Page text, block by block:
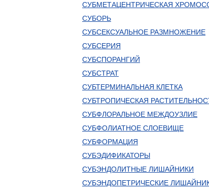
СУБМЕТАЦЕНТРИЧЕСКАЯ
СУБОРЬ
СУБСЕКСУАЛЬНОЕ РАЗМНОЖЕНИЕ
СУБСЕРИЯ
СУБСПОРАНГИЙ
СУБСТРАТ
СУБТЕРМИНАЛЬНАЯ КЛЕТКА
СУБТРОПИЧЕСКАЯ
СУБФЛОРАЛЬНОЕ МЕЖДОУЗЛИЕ
СУБФОЛИАТНОЕ СЛОЕВИЩЕ
СУБФОРМАЦИЯ
СУБЭДИФИКАТОРЫ
СУБЭНДОЛИТНЫЕ ЛИШАЙНИКИ
СУБЭНДОПЕТРИЧЕСКИЕ